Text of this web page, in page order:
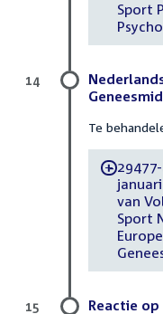
Sport
Te
-
van
Sport
14
Reactie
15